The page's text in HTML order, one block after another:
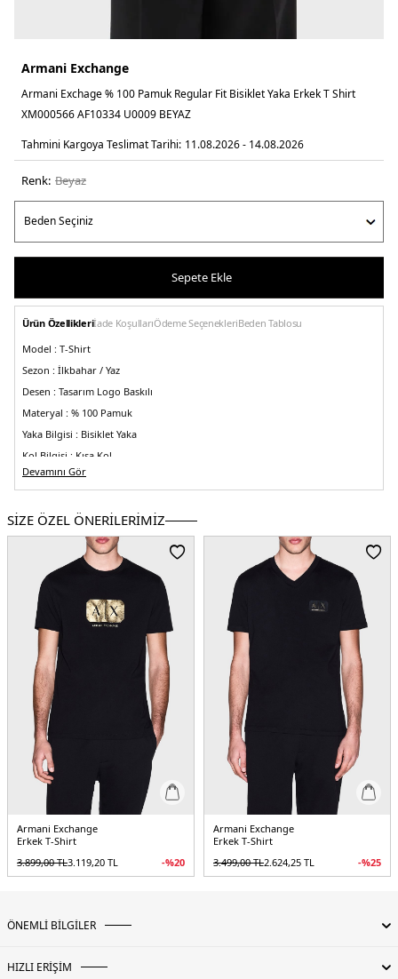
Armani Exchange
Armani Exchage % 100 Pamuk Regular Fit Bisiklet Yaka Erkek T Shirt
XM000566 AF10334 U0009 BEYAZ
Tahmini Kargoya Teslimat Tarihi: 11.08.2026 - 14.08.2026
Renk: beyaz
Sepete Ekle
Ürün Özellikleriİade KoşullarıÖdeme SeçenekleriBeden Tablosu
Model : T-Shirt
Sezon : İlkbahar / Yaz
Desen : Tasarım Logo Baskılı
Materyal : % 100 Pamuk
Yaka Bilgisi : Bisiklet Yaka
Kol Bilgisi : Kısa Kol
Kalıp Bilgisi :Regular Fit
5DY1XM000566AF10334U0009.25
Devamını Gör
SİZE ÖZEL ÖNERİLERİMİZ
Armani Exchange
Erkek T-Shirt
3.899,00TL3.119,20 TL -%20
Armani Exchange
Erkek T-Shirt
3.499,00TL2.624,25 TL -%25
ÖNEMLİ BİLGİLER
HIZLI ERİŞİM